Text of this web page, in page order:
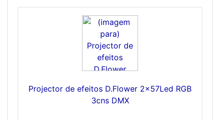
Projector de efeitos D.Flower 2x57Led RGB
3cns DMX